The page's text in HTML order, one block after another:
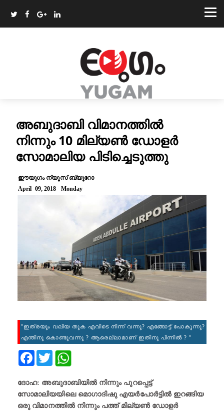
അബുദാബി വിമാനത്തിൽ
നിന്നും 10 മില്യൺ ഡോളർ
സോമാലിയ പിടിച്ചെടുത്തു
ഈയുഗം ന്യൂസ് ബ്യൂറോ
April 09, 2018 Monday
"ഇത്രയും വലിയ തുക എവിടെ നിന്ന് വന്നു? എങ്ങോട്ട് പോകുന്നു?
എന്തിനു കൊണ്ടുവന്നു ? ആരെല്ലാമാണ് ഇതിനു പിന്നിൽ ? "
FacebookTwitter
ദോഹ: അബുദാബിയിൽ നിന്നും പുറപ്പെട്ട്
സോമാലിയയിലെ മൊഗാദിഷു എയർപോർട്ടിൽ ഇറങ്ങിയ
ഒരു വിമാനത്തിൽ നിന്നും പത്ത് മില്യൺ ഡോളർ